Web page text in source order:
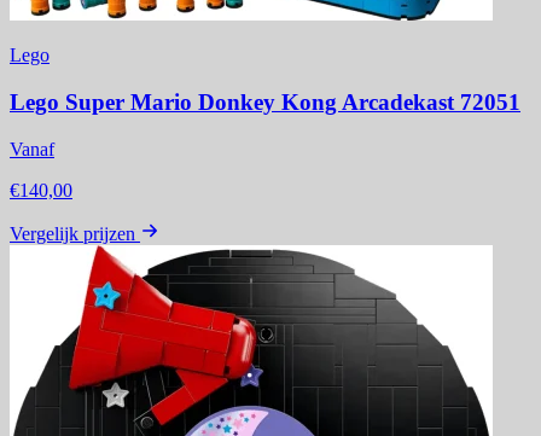
Lego
Lego Super Mario Donkey Kong Arcadekast 72051
Vanaf
€140,00
Vergelijk prijzen